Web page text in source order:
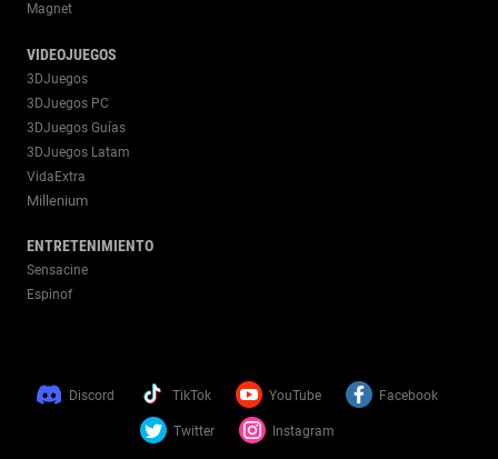
Magnet
VIDEOJUEGOS
3DJuegos
3DJuegos PC
3DJuegos Guías
3DJuegos Latam
VidaExtra
Millenium
ENTRETENIMIENTO
Sensacine
Espinof
Discord TikTok YouTube Facebook
Twitter Instagram